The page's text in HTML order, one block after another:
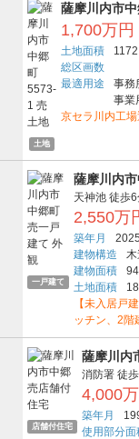
土地
薩摩川内市
1,700万円
土地面積
総区画数
最適用途
事務
事業
京セラ川内工場
一戸建て
薩摩川内
天神池 徒歩
2,550万
築年月
建物構造
木
建物面積
土地面積
【未入居戸
ッチン、2
店舗付住宅
薩摩川内
消防署 徒
4,000
築年月
使用部分面